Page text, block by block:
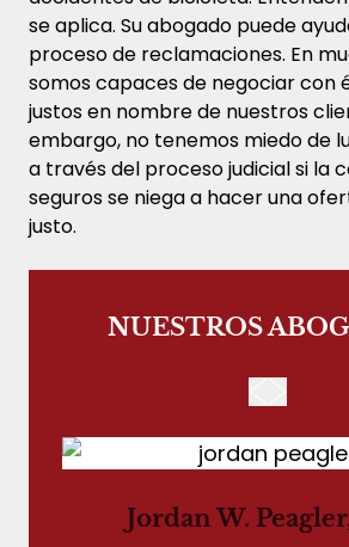
se aplica. Su abogado puede
proceso de reclamaciones. En
somos capaces de negociar con
justos en nombre de nuestros
embargo, no tenemos miedo de
a través del proceso judicial si la
seguros se niega a hacer una
justo.
NUESTROS
Jordan W.